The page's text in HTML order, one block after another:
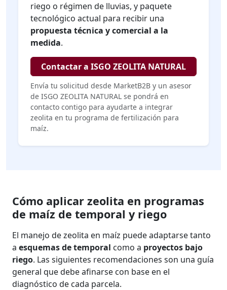
riego o régimen de lluvias, y paquete
tecnológico actual para recibir una
propuesta técnica y comercial a la
medida.
Contactar a ISGO ZEOLITA NATURAL
Envía tu solicitud desde MarketB2B y un asesor
de ISGO ZEOLITA NATURAL se pondrá en
contacto contigo para ayudarte a integrar
zeolita en tu programa de fertilización para
maíz.
Cómo aplicar zeolita en programas
de maíz de temporal y riego
El manejo de zeolita en maíz puede adaptarse tanto
a esquemas de temporal como a proyectos bajo
riego. Las siguientes recomendaciones son una guía
general que debe afinarse con base en el
diagnóstico de cada parcela.